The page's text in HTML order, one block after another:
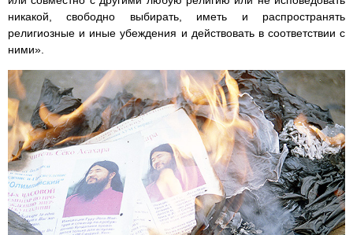
никакой, свободно выбирать, иметь и распространять
религиозные и иные убеждения и действовать в соответствии с
ними».